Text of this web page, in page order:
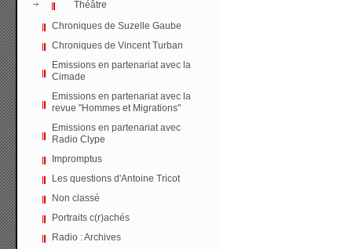
Théâtre
Chroniques de Suzelle Gaube
Chroniques de Vincent Turban
Emissions en partenariat avec la
Cimade
Emissions en partenariat avec la
revue "Hommes et Migrations"
Emissions en partenariat avec
Radio Clype
Impromptus
Les questions d'Antoine Tricot
Non classé
Portraits c(r)achés
Radio : Archives